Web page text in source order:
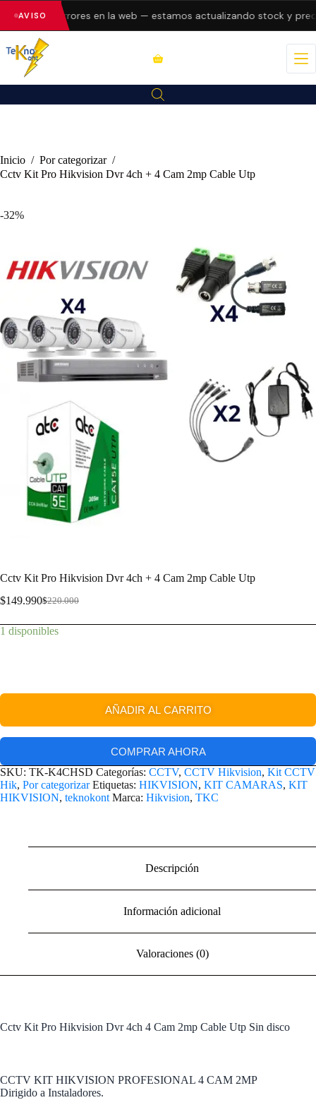
AVISO errores en la web — estamos actualizando stock y
Inicio / Por categorizar /
Cctv Kit Pro Hikvision Dvr 4ch + 4 Cam 2mp Cable Utp
-32%
Cctv Kit Pro Hikvision Dvr 4ch + 4 Cam 2mp Cable Utp
$220.000
$149.990
1 disponibles
AÑADIR AL CARRITO
COMPRAR AHORA
SKU: TK-K4CHSD Categorías: CCTV, CCTV Hikvision, Kit CCTV
Hik, Por categorizar Etiquetas: HIKVISION, KIT CAMARAS, KIT
HIKVISION, teknokont Marca: Hikvision, TKC
Descripción
Información adicional
Valoraciones (0)
Cctv Kit Pro Hikvision Dvr 4ch 4 Cam 2mp Cable Utp Sin disco
CCTV KIT HIKVISION PROFESIONAL 4 CAM 2MP
Dirigido a Instaladores.